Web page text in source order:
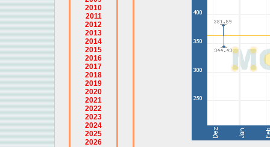
2010
2011
2012
2013
2014
2015
2016
2017
2018
2019
2020
2021
2022
2023
2024
2025
2026